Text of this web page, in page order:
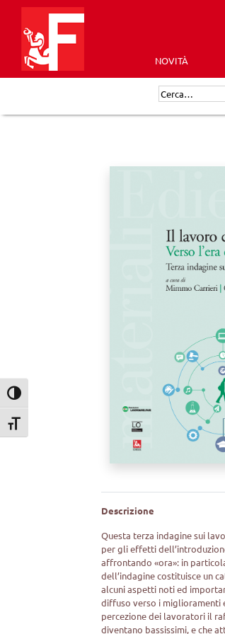
Attiva/disattiva alto contrasto
Attiva/disattiva dimensione testo
content
Futura
Editrice
NOVITÀ
Cerca:
Descrizione
Questa terza indagine sui
per gli effetti
affrontando «ora»: in
dell’indagine costituisce un
alcuni aspetti noti ed
diffuso verso i miglioramenti
percezione dei lavoratori il
diventano bassissimi, e che